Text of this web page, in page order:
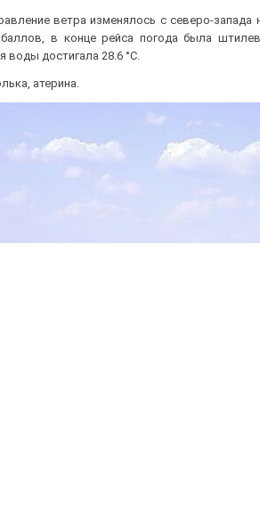
ветра изменялось с северо-
в конце рейса погода была
воды достигала 28.6 °С.
атерина.